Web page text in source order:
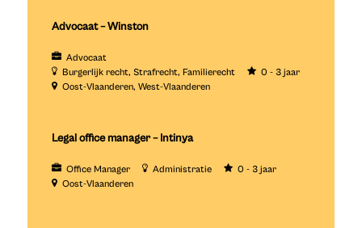
Advocaat – Winston
Advocaat
Burgerlijk recht Strafrecht Familierecht
0 - 3 jaar
Oost-Vlaanderen West-Vlaanderen
Legal office manager – Intinya
Office Manager Administratie
0 - 3 jaar
Oost-Vlaanderen